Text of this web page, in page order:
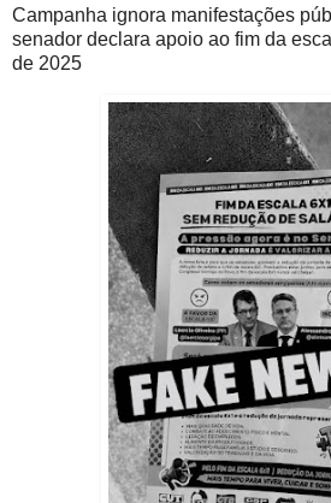
Campanha ignora manifestações
senador declara apoio ao fim da
de 2025